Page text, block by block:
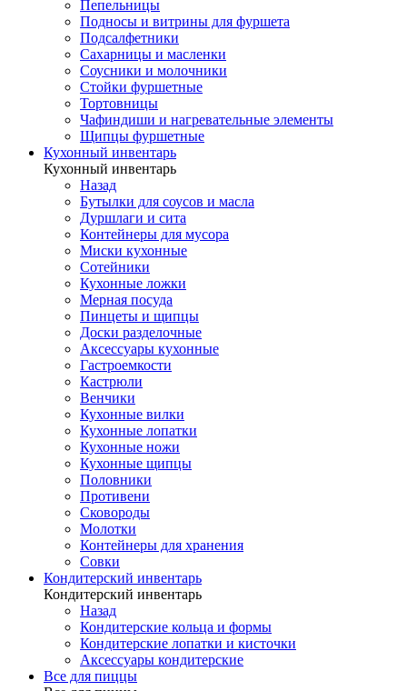
Пепельницы
Подносы и витрины для фуршета
Подсалфетники
Сахарницы и масленки
Соусники и молочники
Стойки фуршетные
Тортовницы
Чафиндиши и нагревательные элементы
Щипцы фуршетные
Кухонный инвентарь
Кухонный инвентарь
Назад
Бутылки для соусов и масла
Дуршлаги и сита
Контейнеры для мусора
Миски кухонные
Сотейники
Кухонные ложки
Мерная посуда
Пинцеты и щипцы
Доски разделочные
Аксессуары кухонные
Гастроемкости
Кастрюли
Венчики
Кухонные вилки
Кухонные лопатки
Кухонные ножи
Кухонные щипцы
Половники
Противени
Сковороды
Молотки
Контейнеры для хранения
Совки
Кондитерский инвентарь
Кондитерский инвентарь
Назад
Кондитерские кольца и формы
Кондитерские лопатки и кисточки
Аксессуары кондитерские
Все для пиццы